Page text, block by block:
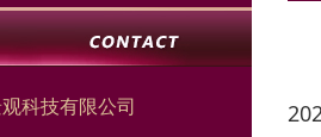
科技有限公司